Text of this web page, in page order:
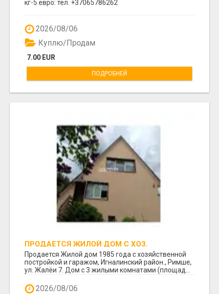
кг-5 евро: тел. +37065786262
2026/08/06
7.00 EUR
Куплю/Продам
ПОДРОБНЕЙ
ПРОДАЕТСЯ ЖИЛОЙ ДОМ С ХОЗ.
ПОСТРОЙКОЙ И ГАРАЖОМ В РИМШЕ.
Продается Жилой дом 1985 года с хозяйственной
постройкой и гаражом, Игналинский район., Римше,
ул. Жалёи 7. Дом с 3 жилыми комнатами (площад...
2026/08/06